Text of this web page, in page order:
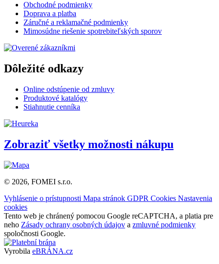
Obchodné podmienky
Doprava a platba
Záručné a reklamačné podmienky
Mimosúdne riešenie spotrebiteľských sporov
Dôležité odkazy
Online odstúpenie od zmluvy
Produktové katalógy
Stiahnutie cenníka
Zobraziť všetky možnosti nákupu
© 2026, FOMEI s.r.o.
Vyhlásenie o prístupnosti Mapa stránok GDPR Cookies Nastavenia
cookies
Tento web je chránený pomocou Google reCAPTCHA, a platia pre
neho Zásady ochrany osobných údajov a zmluvné podmienky
spoločnosti Google.
Vyrobila eBRÁNA.cz